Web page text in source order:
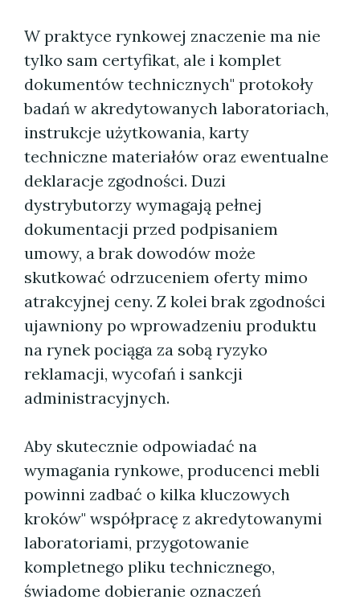
W praktyce rynkowej znaczenie ma nie
tylko sam certyfikat, ale i komplet
dokumentów technicznych" protokoły
badań w akredytowanych laboratoriach,
instrukcje użytkowania, karty
techniczne materiałów oraz ewentualne
deklaracje zgodności. Duzi
dystrybutorzy wymagają pełnej
dokumentacji przed podpisaniem
umowy, a brak dowodów może
skutkować odrzuceniem oferty mimo
atrakcyjnej ceny. Z kolei brak zgodności
ujawniony po wprowadzeniu produktu
na rynek pociąga za sobą ryzyko
reklamacji, wycofań i sankcji
administracyjnych.
Aby skutecznie odpowiadać na
wymagania rynkowe, producenci mebli
powinni zadbać o kilka kluczowych
kroków" współpracę z akredytowanymi
laboratoriami, przygotowanie
kompletnego pliku technicznego,
świadome dobieranie oznaczeń